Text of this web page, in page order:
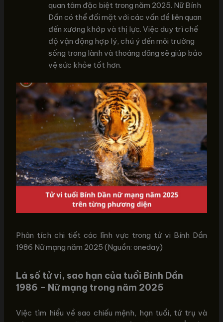
quan tâm đặc biệt trong năm 2025. Nữ Bính
Dần có thể đối mặt với các vấn đề liên quan
đến xương khớp và thị lực. Việc duy trì chế
độ vận động hợp lý, chú ý đến môi trường
sống trong lành và thoáng đãng sẽ giúp bảo
vệ sức khỏe tốt hơn.
Phân tích chi tiết các lĩnh vực trong tử vi Bính Dần
1986 Nữ mạng năm 2025 (Nguồn: oneday)
Lá số tử vi, sao hạn của tuổi Bính Dần
1986 – Nữ mạng trong năm 2025
Việc tìm hiểu về sao chiếu mệnh, hạn tuổi, tứ trụ và